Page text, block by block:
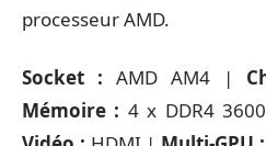
processeur AMD.
Socket : AMD AM4 |
Mémoire : 4 x DDR4